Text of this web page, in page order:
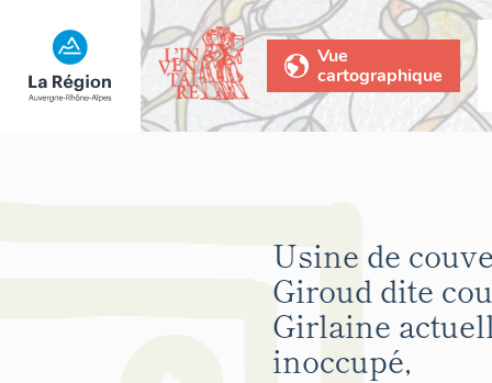
Vue
cartographique
Usine de
Giroud dite
Girlaine
inoccupé,